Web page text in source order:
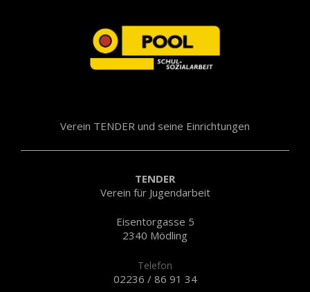
Verein TENDER und seine Einrichtungen
TENDER
Verein für Jugendarbeit
Eisentorgasse 5
2340 Mödling
Telefon
02236 / 86 91 34